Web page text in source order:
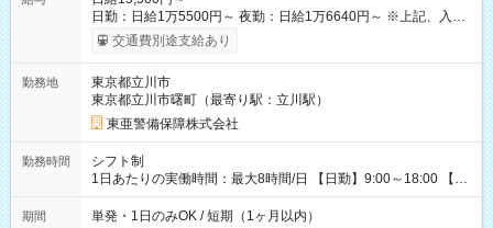
日勤：日給1万5500円～ 夜勤：日給1万6640円～ ※上記、入社
祝手当4000円含む(25勤務まで) ┗新任研修の終了から100日以内
┗規定あり ／ 経験や年齢を問わず、 頑張った方全員に支給され
日給は全額支給！ ■月22日以上勤務すると… 日給1000円UP！ ■
日払い・週払い・前払いOK！ 給与即時払いサービス『クリア
(CRIA)』で 最短当日にコンビニATMから 現金で給与を受け取れ
ます♪ ※稼働分・規定あり ■法定研修(7h×3日間)中も 手当をしっ
かり【3万円】支給！ ┗研修手当の一部(9，000円)は手渡しで支
給 ┗昼食代も別途支給(500円×3日間） ┗研修期間中も交通費全
交通費別途支給あり
勤務地
東京都立川市
東京都立川市曙町（最寄り駅：立川駅）
東亜警備保障株式会社
勤務時間
シフト制
1日あたりの実働時間：最大8時間/日 【日勤】9:00～18:00 【夜
勤】20:00～翌5:00 ・【日勤のみ】【夜勤のみ】もOK♪ ・自分
の都合に合わせて稼げます◎ ・シフトの申告は電話・メールで
期間 単発・1日のみOK / 短期（1ヶ月以内）